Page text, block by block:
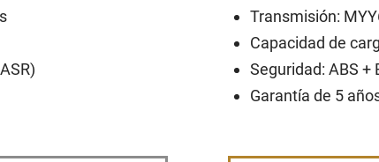
Transmisión:
Capacidad de
Seguridad: ABS +
Garantía de 5